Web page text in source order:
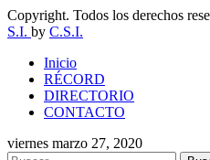
Copyright. Todos los derechos
S.I. by C.S.I.
Inicio
RÉCORD
DIRECTORIO
CONTACTO
viernes marzo 27, 2020